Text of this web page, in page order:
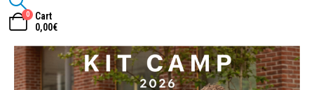
0
Cart
0,00€